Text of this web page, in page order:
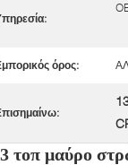
όρος:
τοπ μαύρο